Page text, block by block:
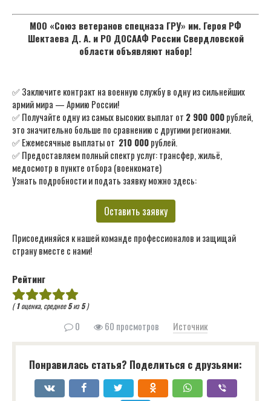
МОО «Союз ветеранов спецназа ГРУ» им. Героя РФ
Шектаева Д. А. и РО ДОСААФ России Свердловской
области объявляют набор!
✅ Заключите контракт на военную службу в одну из сильнейших
армий мира — Армию России!
✅ Получайте одну из самых высоких выплат от 2 900 000рублей,
это значительно больше по сравнению с другими регионами.
✅ Ежемесячные выплаты от 210 000рублей.
✅ Предоставляем полный спектр услуг: трансфер, жильё,
медосмотр в пункте отбора (военкомате)
Узнать подробности и подать заявку можно здесь:
Оставить заявку
Присоединяйся к нашей команде профессионалов и защищай
страну вместе с нами!
Рейтинг
(1оценка, среднее5из5)
0 60 просмотров Источник
Понравилась статья? Поделиться с друзьями: